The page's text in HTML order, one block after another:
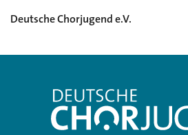
Deutsche Chorjugend e.V.